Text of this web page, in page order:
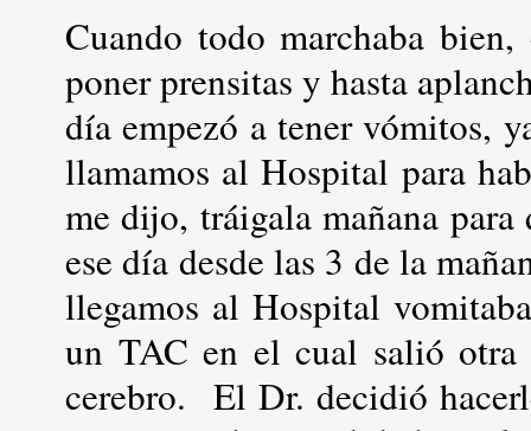
Cuando todo marchaba
poner prensitas y hasta
día empezó a tener vómitos,
llamamos al Hospital para
me dijo, tráigala mañana
ese día desde las 3 de la
llegamos al Hospital
un TAC en el cual salió
cerebro. El Dr. decidió